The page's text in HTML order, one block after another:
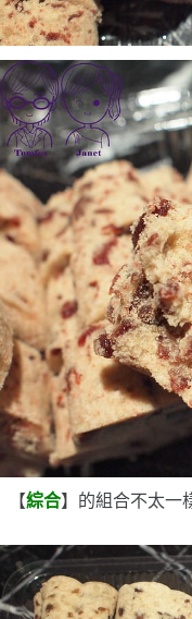
【綜合】的組合不太一